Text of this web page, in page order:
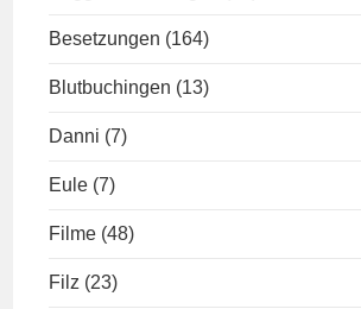
Besetzungen (164)
Blutbuchingen (13)
Danni (7)
Eule (7)
Filme (48)
Filz (23)